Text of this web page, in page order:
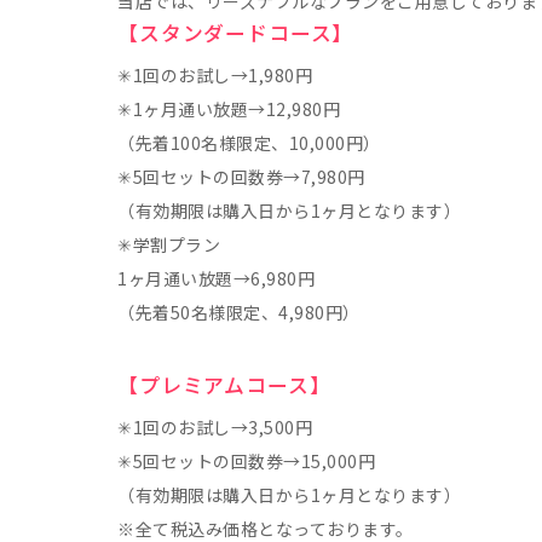
【スタンダードコース】
✳︎1回のお試し→1,980円
✳︎1ヶ月通い放題→12,980円
（先着100名様限定、10,000円）
✳︎5回セットの回数券→7,980円
（有効期限は購入日から1ヶ月となります）
✳︎学割プラン
1ヶ月通い放題→6,980円
（先着50名様限定、4,980円）
【プレミアムコース】
✳︎1回のお試し→3,500円
✳︎5回セットの回数券→15,000円
（有効期限は購入日から1ヶ月となります）
※全て税込み価格となっております。